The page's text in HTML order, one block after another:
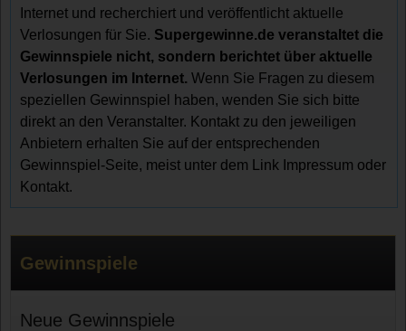
Internet und recherchiert und veröffentlicht aktuelle
Verlosungen für Sie. Supergewinne.de veranstaltet die
Gewinnspiele nicht, sondern berichtet über aktuelle
Verlosungen im Internet. Wenn Sie Fragen zu diesem
speziellen Gewinnspiel haben, wenden Sie sich bitte
direkt an den Veranstalter. Kontakt zu den jeweiligen
Anbietern erhalten Sie auf der entsprechenden
Gewinnspiel-Seite, meist unter dem Link Impressum oder
Kontakt.
Gewinnspiele
Neue Gewinnspiele